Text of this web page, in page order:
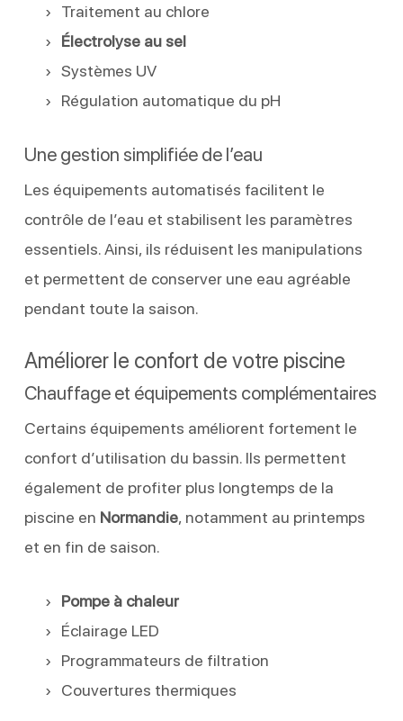
Traitement au chlore
Électrolyse au sel
Systèmes UV
Régulation automatique du pH
Une gestion simplifiée de l’eau
Les équipements automatisés facilitent le
contrôle de l’eau et stabilisent les paramètres
essentiels. Ainsi, ils réduisent les manipulations
et permettent de conserver une eau agréable
pendant toute la saison.
Améliorer le confort de votre piscine
Chauffage et équipements complémentaires
Certains équipements améliorent fortement le
confort d’utilisation du bassin. Ils permettent
également de profiter plus longtemps de la
piscine en Normandie, notamment au printemps
et en fin de saison.
Pompe à chaleur
Éclairage LED
Programmateurs de filtration
Couvertures thermiques